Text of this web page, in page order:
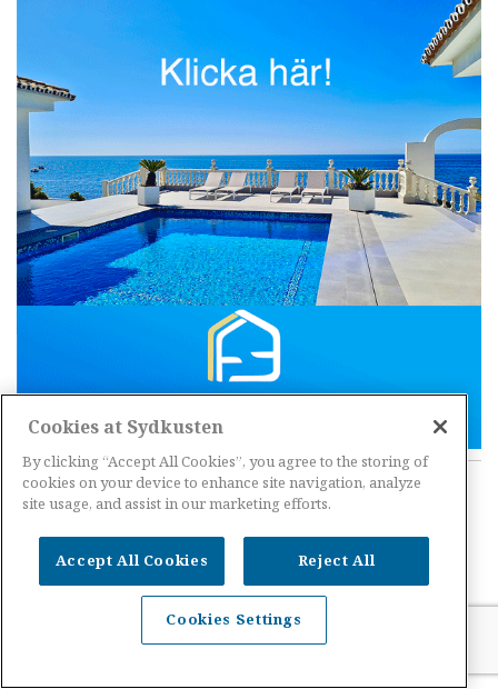
Cookies at Sydkusten
By clicking “Accept All Cookies”, you agree to the storing of
cookies on your device to enhance site navigation, analyze
site usage, and assist in our marketing efforts.
Accept All Cookies Reject All
Cookies Settings